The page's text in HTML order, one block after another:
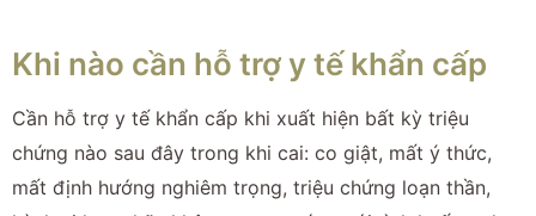
Khi nào cần hỗ trợ y tế khẩn cấp
Cần hỗ trợ y tế khẩn cấp khi xuất hiện bất kỳ triệu
chứng nào sau đây trong khi cai: co giật, mất ý thức,
mất định hướng nghiêm trọng, triệu chứng loạn thần,